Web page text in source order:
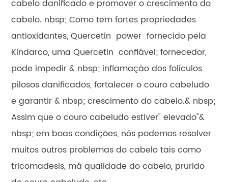
cabelo danificado e promover o crescimento do
cabelo. nbsp; Como tem fortes propriedades
antioxidantes, Quercetin power fornecido pela
Kindarco, uma Quercetin confiável; fornecedor,
pode impedir & nbsp; inflamação dos folículos
pilosos danificados, fortalecer o couro cabeludo
e garantir & nbsp; crescimento do cabelo.& nbsp;
Assim que o couro cabeludo estiver" elevado"&
nbsp; em boas condições, nós podemos resolver
muitos outros problemas do cabelo tais como
tricomadesis, má qualidade do cabelo, prurido